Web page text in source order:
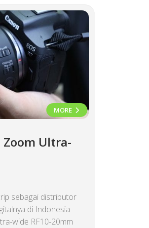
MORE
Zoom Ultra-
sebagai distributor
di Indonesia
wide RF10-20mm